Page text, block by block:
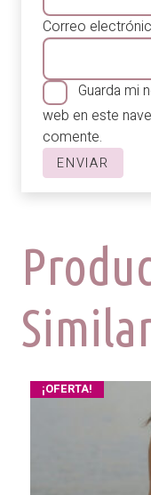
Correo
Guarda mi
web en este
comente.
¡OFERTA!